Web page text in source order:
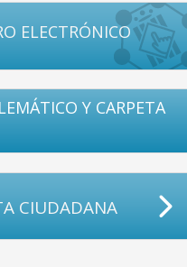
ELECTRÓNICO
Y CARPETA
CIUDADANA